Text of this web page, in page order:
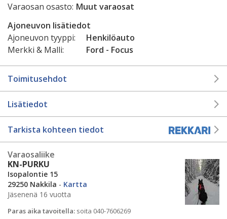
Varaosan osasto: Muut varaosat
Ajoneuvon lisätiedot
Ajoneuvon tyyppi:
Henkilöauto
Merkki & Malli:
Ford - Focus
Toimitusehdot
Lisätiedot
Tarkista kohteen tiedot
Varaosaliike
KN-PURKU
Isopalontie 15
29250 Nakkila - Kartta
Jäsenenä 16 vuotta
Paras aika tavoitella: soita 040-7606269